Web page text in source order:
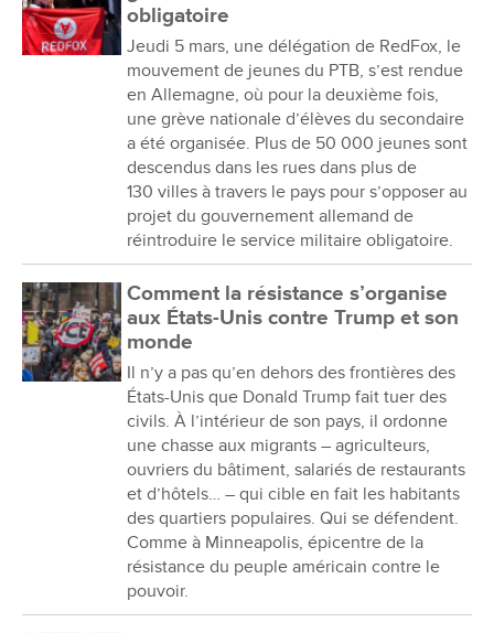
obligatoire
Jeudi 5 mars, une délégation de RedFox, le
mouvement de jeunes du PTB, s’est rendue
en Allemagne, où pour la deuxième fois,
une grève nationale d’élèves du secondaire
a été organisée. Plus de 50 000 jeunes sont
descendus dans les rues dans plus de
130 villes à travers le pays pour s’opposer au
projet du gouvernement allemand de
réintroduire le service militaire obligatoire.
Comment la résistance s’organise
aux États-Unis contre Trump et son
monde
Il n’y a pas qu’en dehors des frontières des
États-Unis que Donald Trump fait tuer des
civils. À l’intérieur de son pays, il ordonne
une chasse aux migrants – agriculteurs,
ouvriers du bâtiment, salariés de restaurants
et d’hôtels… – qui cible en fait les habitants
des quartiers populaires. Qui se défendent.
Comme à Minneapolis, épicentre de la
résistance du peuple américain contre le
pouvoir.